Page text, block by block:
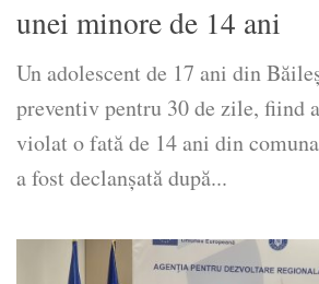
unei minore de 14 ani
Un adolescent de 17 ani din
preventiv pentru 30 de zile, fiind
violat o fată de 14 ani din
a fost declanșată după...